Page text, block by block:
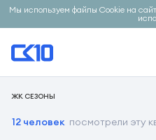
Мы используем файлы Cookie на
ЖК СЕЗОНЫ
12 человек посмотрели эту